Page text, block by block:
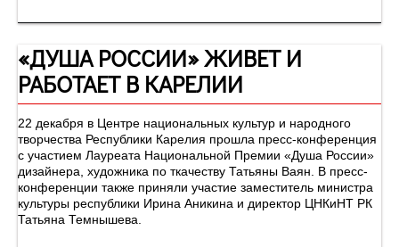
«ДУША РОССИИ» ЖИВЕТ И
РАБОТАЕТ В КАРЕЛИИ
22 декабря в Центре национальных культур и народного
творчества Республики Карелия прошла пресс-конференция
с участием Лауреата Национальной Премии «Душа России»
дизайнера, художника по ткачеству Татьяны Ваян. В пресс-
конференции также приняли участие заместитель министра
культуры республики Ирина Аникина и директор ЦНКиНТ РК
Татьяна Темнышева.